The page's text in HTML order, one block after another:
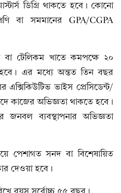
ডিগ্রি থাকতে হবে। কোনো
বা সমমানের GPA/CGPA
বা টেলিকম খাতে কমপক্ষে ২০
এর মধ্যে অন্তত তিন বছর
এক্সিকিউটিভ ভাইস প্রেসিডেন্ট/
কাজের অভিজ্ঞতা থাকতে হবে।
ব্যবস্থাপনার অভিজ্ঞতা
পেশাগত সনদ বা বিশেষায়িত
দেওয়া হবে।